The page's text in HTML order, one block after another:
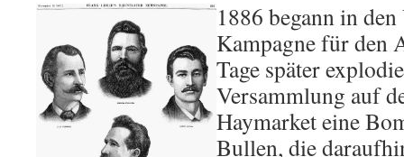
1886 begann in
Kampagne für den
Tage später
Versammlung auf
Haymarket eine
Bullen, die